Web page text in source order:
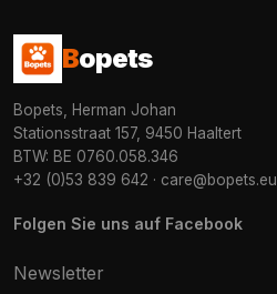
Bopets
Bopets, Herman Johan
Stationsstraat 157, 9450 Haaltert
BTW: BE 0760.058.346
+32 (0)53 839 642 · care@bopets.eu
Folgen Sie uns auf Facebook
Newsletter